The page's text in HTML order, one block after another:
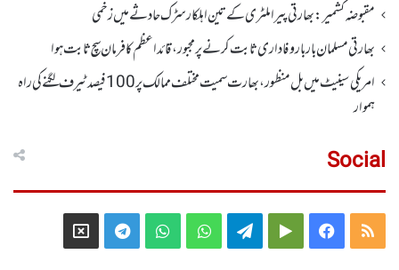
مقبوضہ کشمیر: بھارتی پیرا ملٹری کے تین اہلکار سڑک حادثے میں زخمی
بھارتی مسلمان بار بار وفاداری ثابت کرنے پر مجبور،قائداعظم کا فرمان سچ ثابت ہوا
امریکی سینیٹ میں بل منظور، بھارت سمیت مختلف ممالک پر100 فیصد ٹیرف لگنے کی راہ
ہموار
Social
RSS
Facebook
Google
Telegram
WhatsApp
WhatsApp
Telegram
X